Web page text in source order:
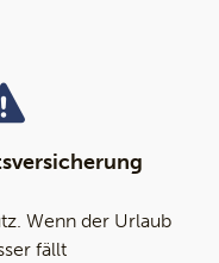
Wenn der Urlaub
fällt